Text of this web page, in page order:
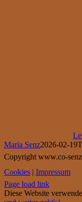
Maria Senz2026-02-
Copyright www.co-
Cookies | Impressum
Page load link
Diese Website